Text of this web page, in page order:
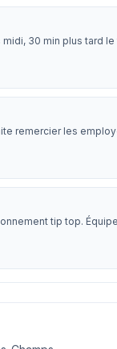
midi, 30 min plus
remercier les
tip top.